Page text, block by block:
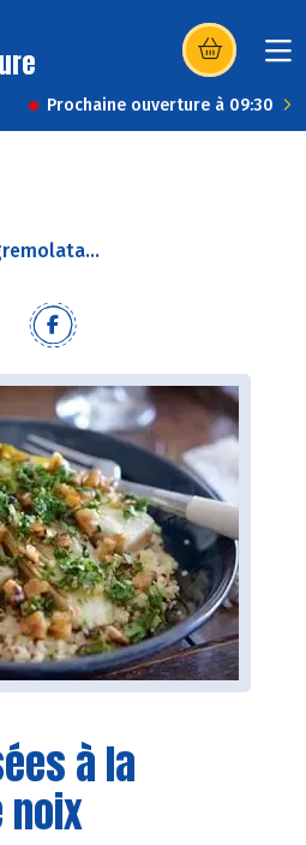
(s’ouvre dans
Prochaine ouverture à 09:30
à la
noix